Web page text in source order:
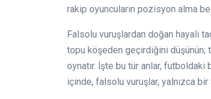
rakip oyuncuların pozisyon alma
Falsolu vuruşlardan doğan hayali
topu köşeden geçirdiğini düşünün;
oynatır. İşte bu tür anlar, futboldaki
içinde, falsolu vuruşlar, yalnızca